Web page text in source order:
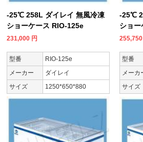
-25℃ 258L ダイレイ 無風冷凍
ショーケース RIO-125e
231,000 円
型番
RIO-125e
メーカー
ダイレイ
サイズ
1250*650*880
-25℃
ショ
255,750
型番
メーカ
サイズ